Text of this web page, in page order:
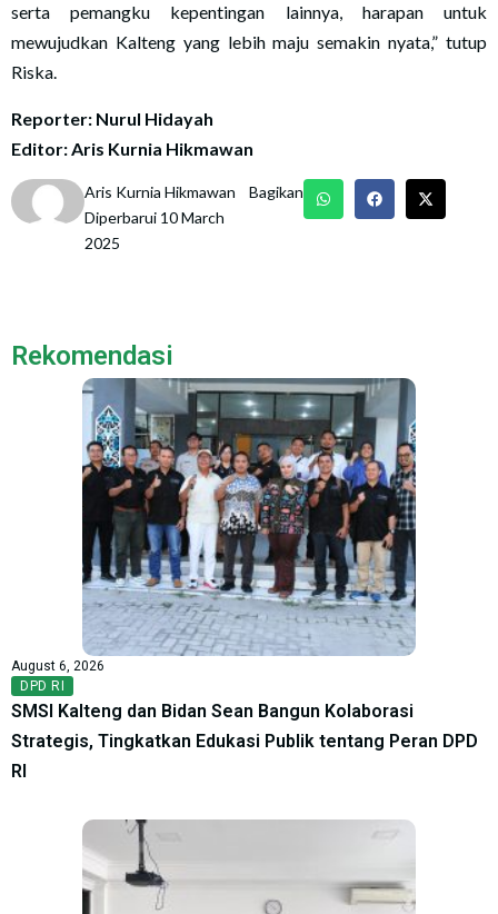
serta pemangku kepentingan lainnya, harapan untuk
mewujudkan Kalteng yang lebih maju semakin nyata,” tutup
Riska.
Reporter: Nurul Hidayah
Editor: Aris Kurnia Hikmawan
Aris Kurnia Hikmawan
Diperbarui 10 March
2025
Bagikan
Rekomendasi
August 6, 2026
DPD RI
SMSI Kalteng dan Bidan Sean Bangun Kolaborasi
Strategis, Tingkatkan Edukasi Publik tentang Peran DPD
RI